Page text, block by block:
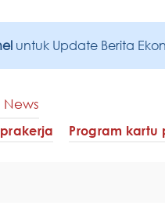
untuk Update Berita
Program kartu